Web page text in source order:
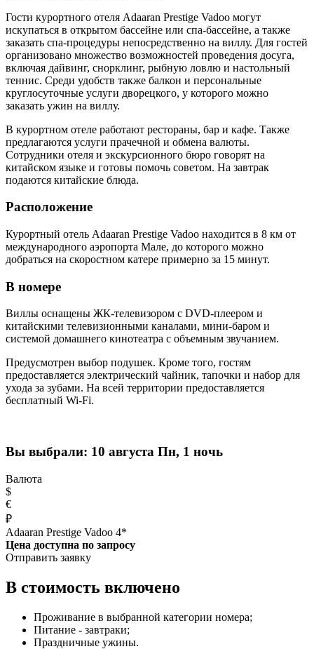
Гости курортного отеля Adaaran Prestige Vadoo могут
искупаться в открытом бассейне или спа-бассейне, а также
заказать спа-процедуры непосредственно на виллу. Для гостей
организовано множество возможностей проведения досуга,
включая дайвинг, снорклинг, рыбную ловлю и настольный
теннис. Среди удобств также балкон и персональные
круглосуточные услуги дворецкого, у которого можно
заказать ужин на виллу.
В курортном отеле работают рестораны, бар и кафе. Также
предлагаются услуги прачечной и обмена валюты.
Сотрудники отеля и экскурсионного бюро говорят на
китайском языке и готовы помочь советом. На завтрак
подаются китайские блюда.
Расположение
Курортный отель Adaaran Prestige Vadoo находится в 8 км от
международного аэропорта Мале, до которого можно
добраться на скоростном катере примерно за 15 минут.
В номере
Виллы оснащены ЖК-телевизором с DVD-плеером и
китайскими телевизионными каналами, мини-баром и
системой домашнего кинотеатра с объемным звучанием.
Предусмотрен выбор подушек. Кроме того, гостям
предоставляется электрический чайник, тапочки и набор для
ухода за зубами. На всей территории предоставляется
бесплатный Wi-Fi.
Вы выбрали: 10 августа Пн, 1 ночь
Валюта
$
€
₽
Adaaran Prestige Vadoo 4*
Цена доступна по запросу
Отправить заявку
В стоимость включено
Проживание в выбранной категории номера;
Питание - завтраки;
Праздничные ужины.